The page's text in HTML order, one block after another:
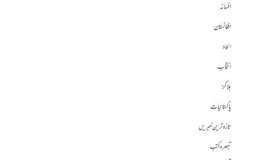
افسانہ
افغانستان
الحاد
انتخاب
بلاگز
پاکستانیات
تازہ ترین خبریں
تبصرہ کتب